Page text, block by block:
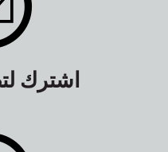
اشترك